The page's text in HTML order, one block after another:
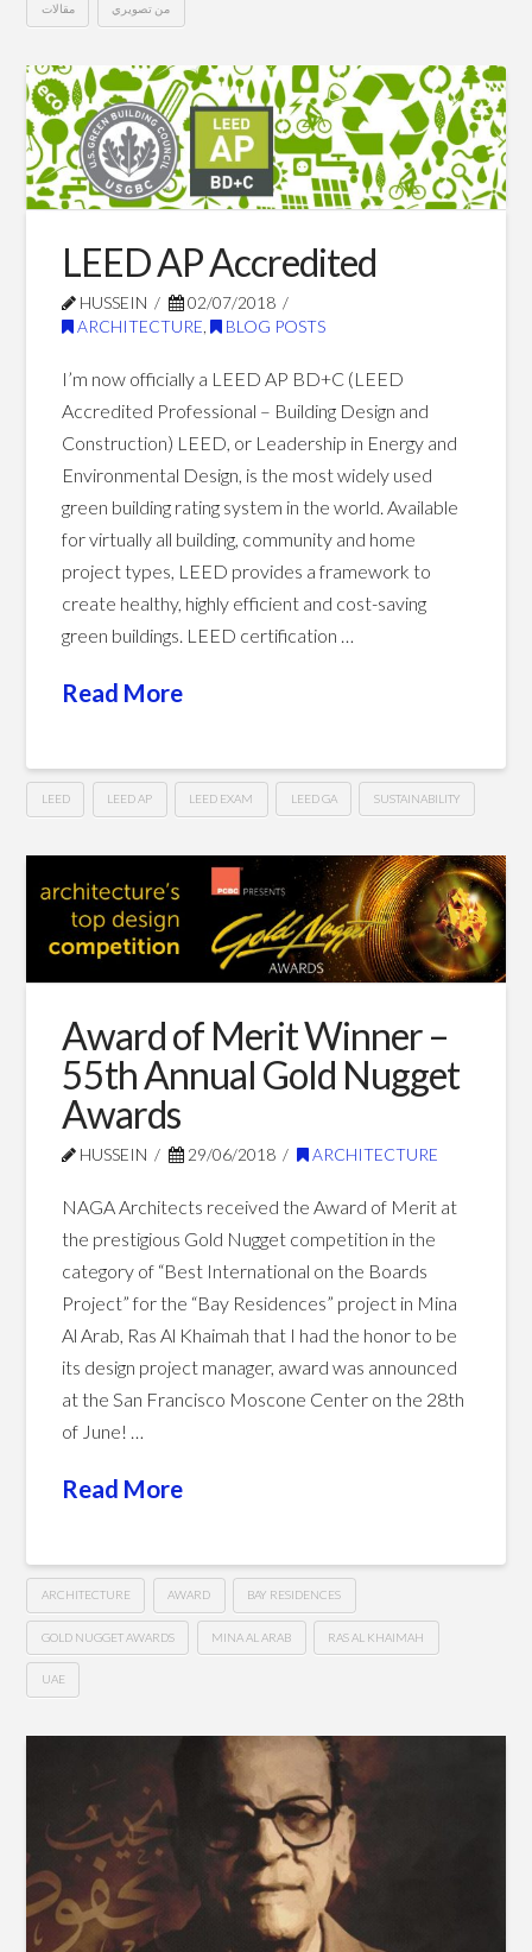
مقالات من تصويري
Central
European
Roller
Coaster
08.29.2018
LEED AP Accredited
HUSSEIN
02/07/2018
ARCHITECTURE, BLOG POSTS
I’m now officially a LEED AP BD+C (LEED
Accredited Professional – Building Design and
Construction) LEED, or Leadership in Energy and
Environmental Design, is the most widely used
green building rating system in the world. Available
for virtually all building, community and home
project types, LEED provides a framework to
create healthy, highly efficient and cost-saving
green buildings. LEED certification …
Read More
LEED LEED AP LEED EXAM LEED GA SUSTAINABILITY
AP
Accredited
07.02.2018
Award of Merit Winner –
55th Annual Gold Nugget
Awards
HUSSEIN 29/06/2018 ARCHITECTURE
NAGA Architects received the Award of Merit at
the prestigious Gold Nugget competition in the
category of “Best International on the Boards
Project” for the “Bay Residences” project in Mina
Al Arab, Ras Al Khaimah that I had the honor to be
its design project manager, award was announced
at the San Francisco Moscone Center on the 28th
of June! …
Read More
ARCHITECTURE AWARD BAY RESIDENCES
GOLD NUGGET AWARDS MINA AL ARAB RAS AL KHAIMAH
UAE
Merit
Winner
–
55th